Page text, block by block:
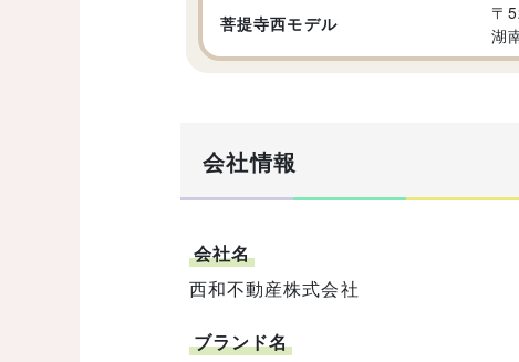
菩提寺西モデル 〒
湖
会社情報
会社名
西和不動産株式会社
ブランド名